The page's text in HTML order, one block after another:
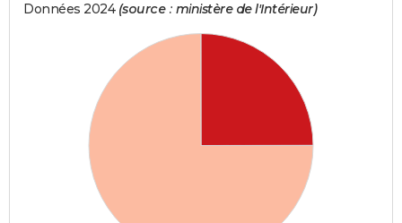
Données 2024 (source : ministère de l'Intérieur)